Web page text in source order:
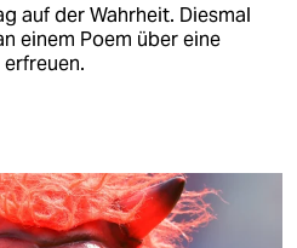
auf der Wahrheit. Diesmal
einem Poem über eine